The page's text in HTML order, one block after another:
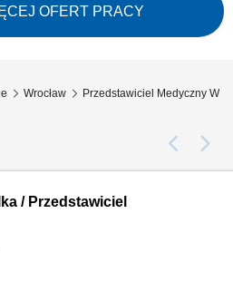
realizację planów sprzedażowych w
Wdrażanie lokalnych strategii
OFERT PRACY
Wrocław Przedstawiciel Medyczny
/ Przedstawiciel